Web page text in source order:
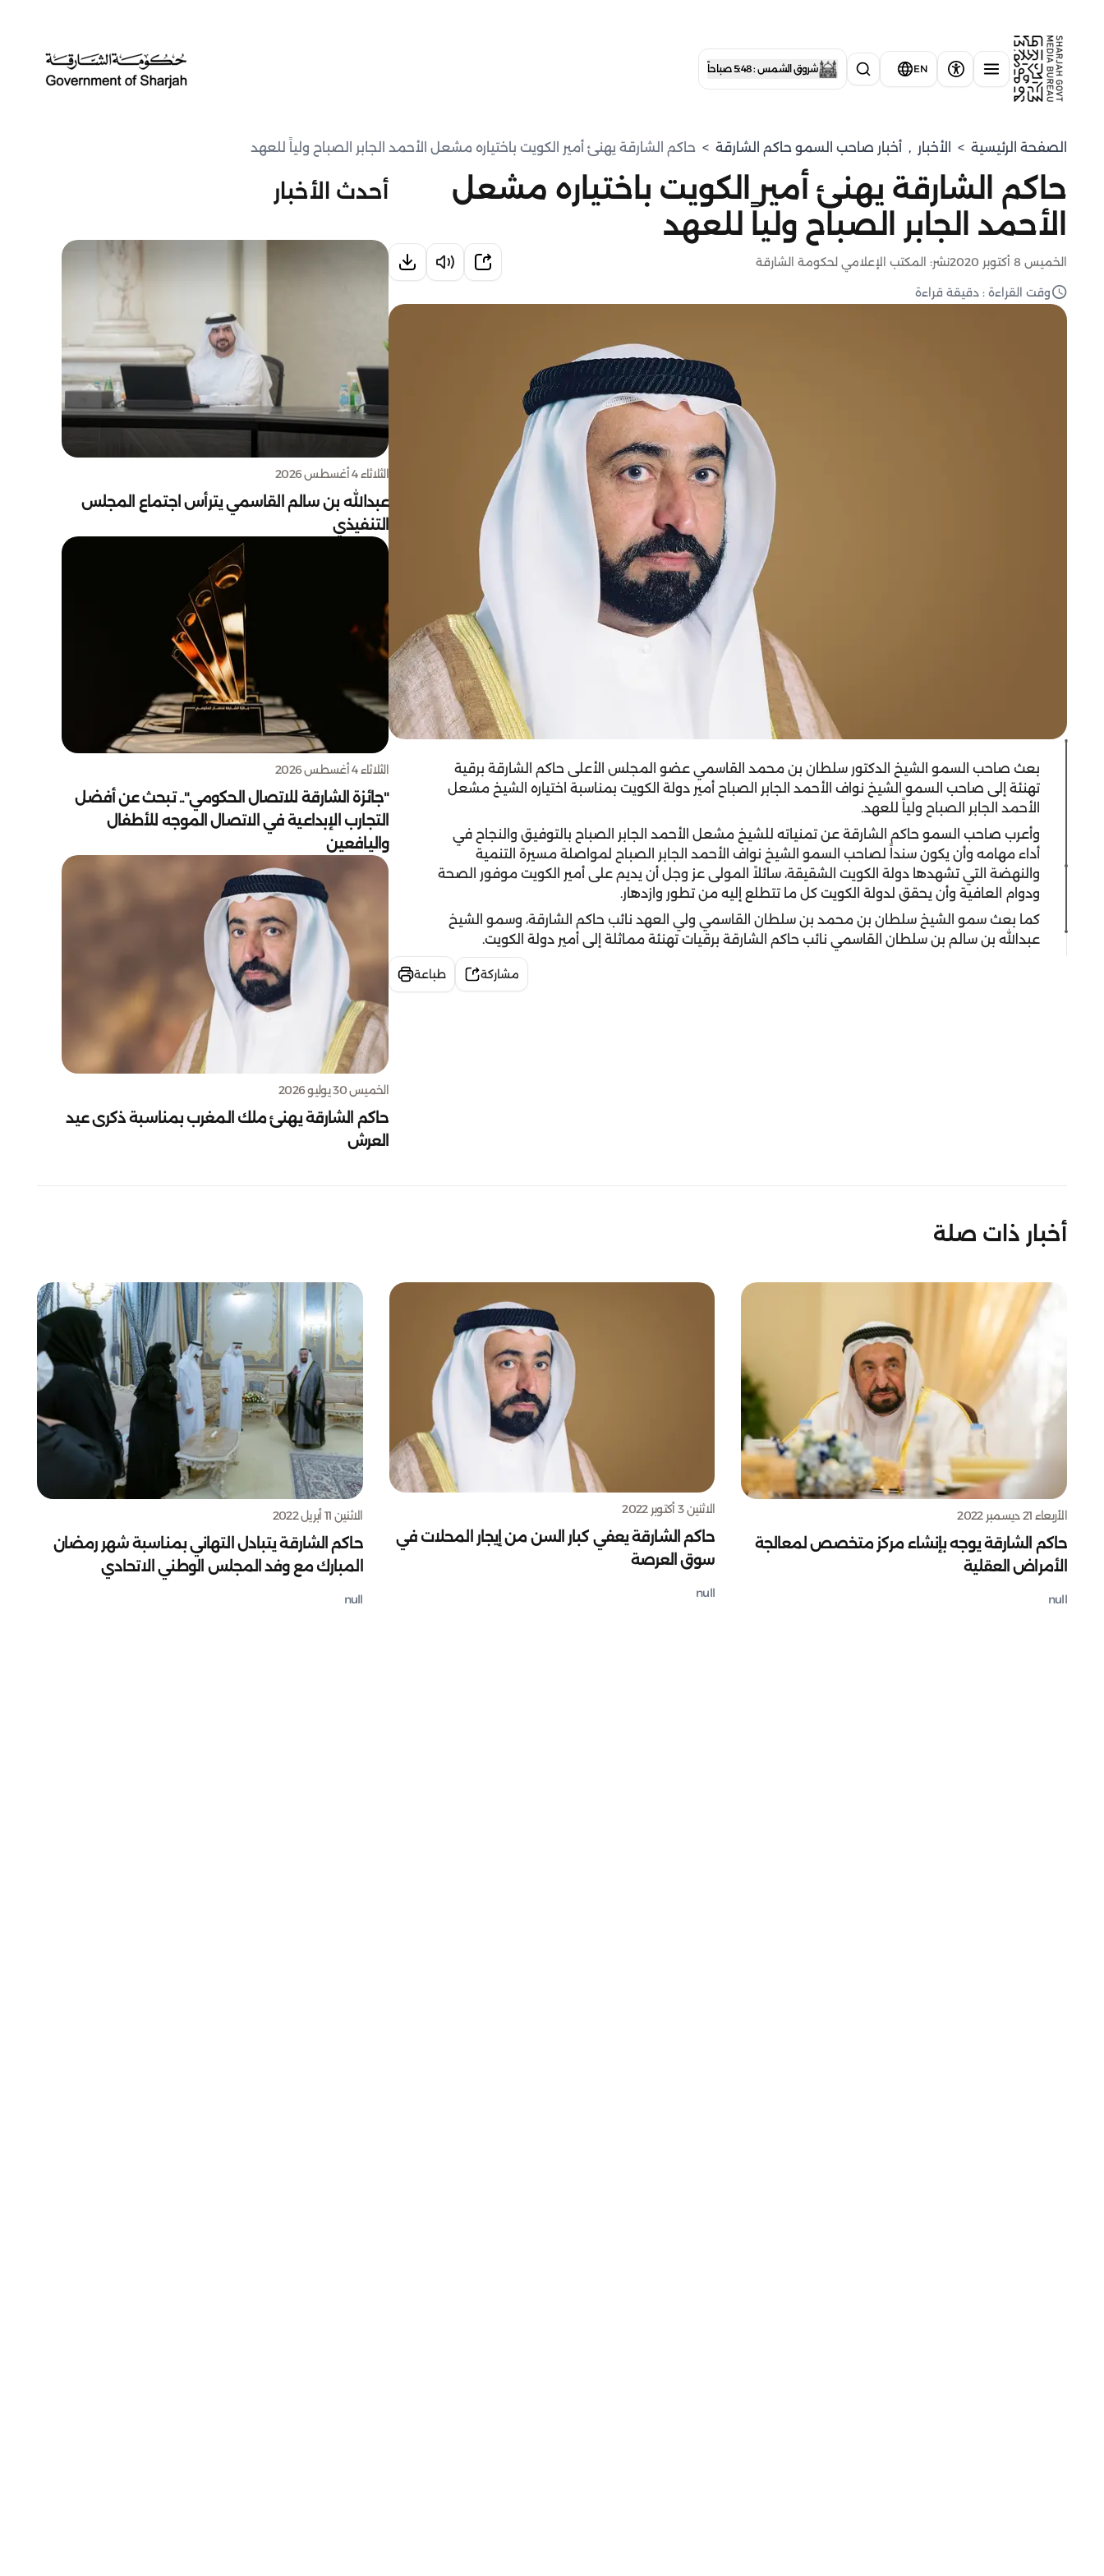
EN شروق الشمس : 5:48 صباحاً
الصفحة الرئيسية > الأخبار , أخبار صاحب السمو حاكم الشارقة > حاكم الشارقة يهنئ أمير الكويت باختياره مشعل الأحمد الجابر الصباح ولياً للعهد
حاكم الشارقة يهنئ أمير الكويت باختياره مشعل
الأحمد الجابر الصباح ولياً للعهد
الخميس 8 أكتوبر 2020 نشر: المكتب الإعلامي لحكومة الشارقة
وقت القراءة : دقيقة قراءة
بعث صاحب السمو الشيخ الدكتور سلطان بن محمد القاسمي عضو المجلس الأعلى حاكم الشارقة برقية
تهنئة إلى صاحب السمو الشيخ نواف الأحمد الجابر الصباح أمير دولة الكويت بمناسبة اختياره الشيخ مشعل
الأحمد الجابر الصباح ولياً للعهد.
وأعرب صاحب السمو حاكم الشارقة عن تمنياته للشيخ مشعل الأحمد الجابر الصباح بالتوفيق والنجاح في
أداء مهامه وأن يكون سنداً لصاحب السمو الشيخ نواف الأحمد الجابر الصباح لمواصلة مسيرة التنمية
والنهضة التي تشهدها دولة الكويت الشقيقة، سائلاً المولى عز وجل أن يديم على أمير الكويت موفور الصحة
ودوام العافية وأن يحقق لدولة الكويت كل ما تتطلع إليه من تطور وازدهار.
كما بعث سمو الشيخ سلطان بن محمد بن سلطان القاسمي ولي العهد نائب حاكم الشارقة، وسمو الشيخ
عبدالله بن سالم بن سلطان القاسمي نائب حاكم الشارقة برقيات تهنئة مماثلة إلى أمير دولة الكويت.
مشاركة طباعة
أحدث الأخبار
الثلاثاء 4 أغسطس 2026
عبدالله بن سالم القاسمي يترأس اجتماع المجلس
التنفيذي
الثلاثاء 4 أغسطس 2026
"جائزة الشارقة للاتصال الحكومي".. تبحث عن أفضل
التجارب الإبداعية في الاتصال الموجه للأطفال
واليافعين
الخميس 30 يوليو 2026
حاكم الشارقة يهنئ ملك المغرب بمناسبة ذكرى عيد
العرش
أخبار ذات صلة
الأربعاء 21 ديسمبر 2022
حاكم الشارقة يوجه بإنشاء مركز متخصص لمعالجة
الأمراض العقلية
null
الاثنين 3 أكتوبر 2022
حاكم الشارقة يعفي كبار السن من إيجار المحلات في
سوق العرصة
null
الاثنين 11 أبريل 2022
حاكم الشارقة يتبادل التهاني بمناسبة شهر رمضان
المبارك مع وفد المجلس الوطني الاتحادي
null